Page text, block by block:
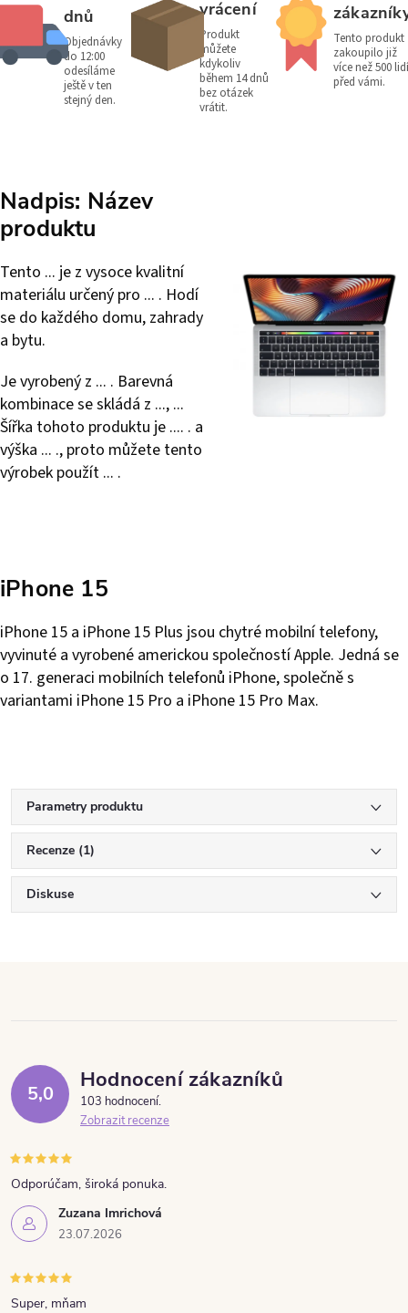
dnů
Objednávky
do 12:00
odesíláme
ještě v ten
stejný den.
vrácení
Produkt
můžete
kdykoliv
během 14 dnů
bez otázek
vrátit.
Tento produkt
zakoupilo již
více než 500 lidí
před vámi.
Nadpis: Název
produktu
Tento ... je z vysoce kvalitní
materiálu určený pro ... . Hodí
se do každého domu, zahrady
a bytu.
Je vyrobený z ... . Barevná
kombinace se skládá z ..., ...
Šířka tohoto produktu je .... . a
výška ... ., proto můžete tento
výrobek použít ... .
iPhone 15
iPhone 15 a iPhone 15 Plus jsou chytré mobilní telefony,
vyvinuté a vyrobené americkou společností Apple. Jedná se
o 17. generaci mobilních telefonů iPhone, společně s
variantami iPhone 15 Pro a iPhone 15 Pro Max.
Parametry produktu
Recenze (1)
Diskuse
5,0
Hodnocení zákazníků
103 hodnocení
Zobrazit recenze
Zuzana Imrichová
23.07.2026
Odporúčam, široká ponuka.
Super, mňam